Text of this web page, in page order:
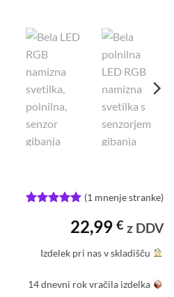
od 5 na
stranke
(1 mnenje stranke)
22,99 € z DDV
Izdelek pri nas v skladišču
14 dnevni rok vračila izdelka